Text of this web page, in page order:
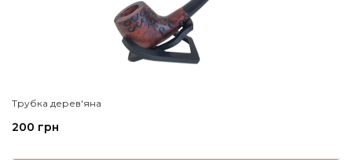
Трубка дерев'яна
200 грн